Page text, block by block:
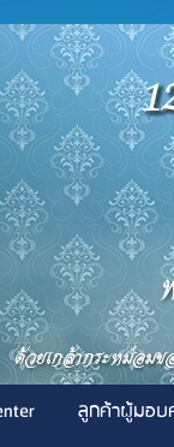
ลูกค้าผู้มอบค